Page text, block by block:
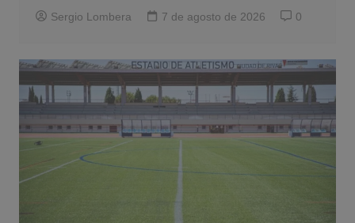
Sergio Lombera 7 de agosto de 2026 0